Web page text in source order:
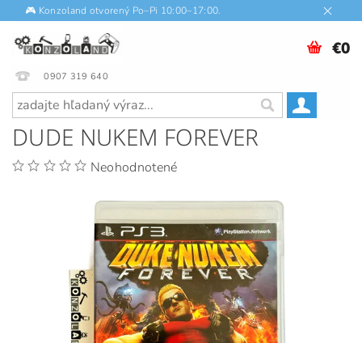
🎮 Konzoland otvorený Po–Pi 10:00–17:00.
0907 319 640
€0
DUDE NUKEM FOREVER
Neohodnotené